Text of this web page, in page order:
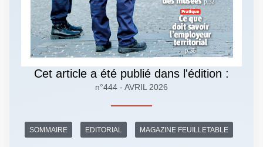
Cet article a été publié dans l'édition :
n°444 - AVRIL 2026
SOMMAIRE EDITORIAL MAGAZINE FEUILLETABLE